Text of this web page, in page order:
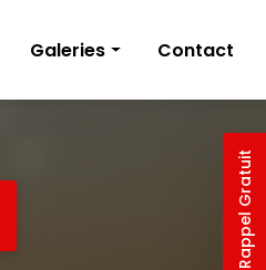
Rappel Gratuit
Galeries Contact